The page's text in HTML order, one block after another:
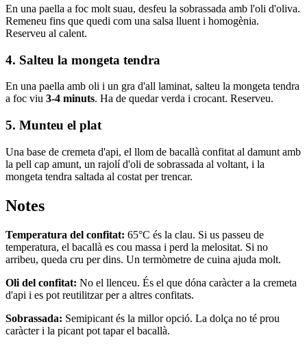
En una paella a foc molt suau, desfeu la sobrassada amb l'oli d'oliva.
Remeneu fins que quedi com una salsa lluent i homogènia.
Reserveu al calent.
4. Salteu la mongeta tendra
En una paella amb oli i un gra d'all laminat, salteu la mongeta tendra
a foc viu 3-4 minuts. Ha de quedar verda i crocant. Reserveu.
5. Munteu el plat
Una base de cremeta d'api, el llom de bacallà confitat al damunt amb
la pell cap amunt, un rajolí d'oli de sobrassada al voltant, i la
mongeta tendra saltada al costat per trencar.
Notes
Temperatura del confitat: 65°C és la clau. Si us passeu de
temperatura, el bacallà es cou massa i perd la melositat. Si no
arribeu, queda cru per dins. Un termòmetre de cuina ajuda molt.
Oli del confitat: No el llenceu. És el que dóna caràcter a la cremeta
d'api i es pot reutilitzar per a altres confitats.
Sobrassada: Semipicant és la millor opció. La dolça no té prou
caràcter i la picant pot tapar el bacallà.